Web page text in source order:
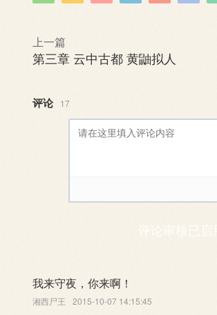
上一篇
第三章 云中古都 黄鼬拟人
评论 17
评论审核已
我来守夜，你来啊！
湘西尸王 2015-10-07 14:15:45